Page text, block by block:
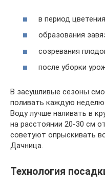
в период
образования
созревания
после уборки
В засушливые сезоны
поливать каждую
Воду лучше наливать в
на расстоянии 20-30 см
советуют опрыскивать
Дачница.
Технология